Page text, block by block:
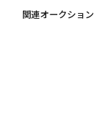
関連オークション